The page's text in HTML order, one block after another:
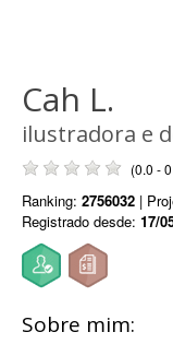
Cah L.
ilustradora e
(0.0 -
Ranking: 2756032 |
Registrado desde: 17/
Sobre mim: